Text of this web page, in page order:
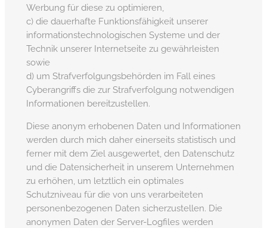
Werbung für diese zu optimieren,
c) die dauerhafte Funktionsfähigkeit unserer
informationstechnologischen Systeme und der
Technik unserer Internetseite zu gewährleisten
sowie
d) um Strafverfolgungsbehörden im Fall eines
Cyberangriffs die zur Strafverfolgung notwendigen
Informationen bereitzustellen.
Diese anonym erhobenen Daten und Informationen
werden durch mich daher einerseits statistisch und
ferner mit dem Ziel ausgewertet, den Datenschutz
und die Datensicherheit in unserem Unternehmen
zu erhöhen, um letztlich ein optimales
Schutzniveau für die von uns verarbeiteten
personenbezogenen Daten sicherzustellen. Die
anonymen Daten der Server-Logfiles werden